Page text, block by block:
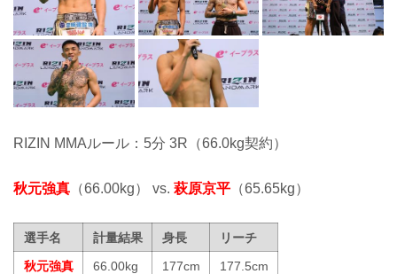
RIZIN MMAルール：5分 3R（66.0kg契約）
秋元強真 （66.00kg） vs. 萩原京平 （65.65kg）
選手名 計量結果 身長
リーチ
秋元強真
66.00kg 177cm
177.5cm